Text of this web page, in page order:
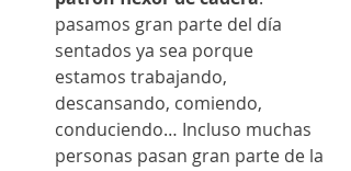
pasamos gran parte del día
sentados ya sea porque
estamos trabajando,
descansando, comiendo,
conduciendo… Incluso muchas
personas pasan gran parte de la